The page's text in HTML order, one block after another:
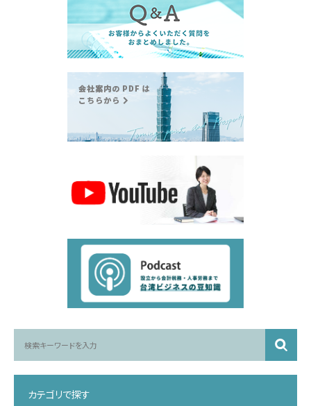
カテゴリで探す